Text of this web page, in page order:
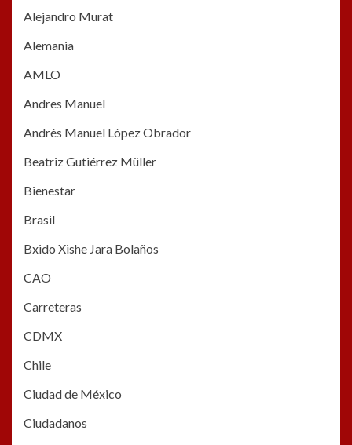
Alejandro Murat
Alemania
AMLO
Andres Manuel
Andrés Manuel López Obrador
Beatriz Gutiérrez Müller
Bienestar
Brasil
Bxido Xishe Jara Bolaños
CAO
Carreteras
CDMX
Chile
Ciudad de México
Ciudadanos